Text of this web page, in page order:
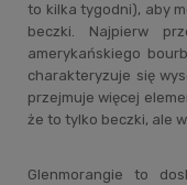
to kilka tygodni), aby
beczki. Najpierw
amerykańskiego
charakteryzuje się
przejmuje więcej
że to tylko beczki, ale
Glenmorangie to